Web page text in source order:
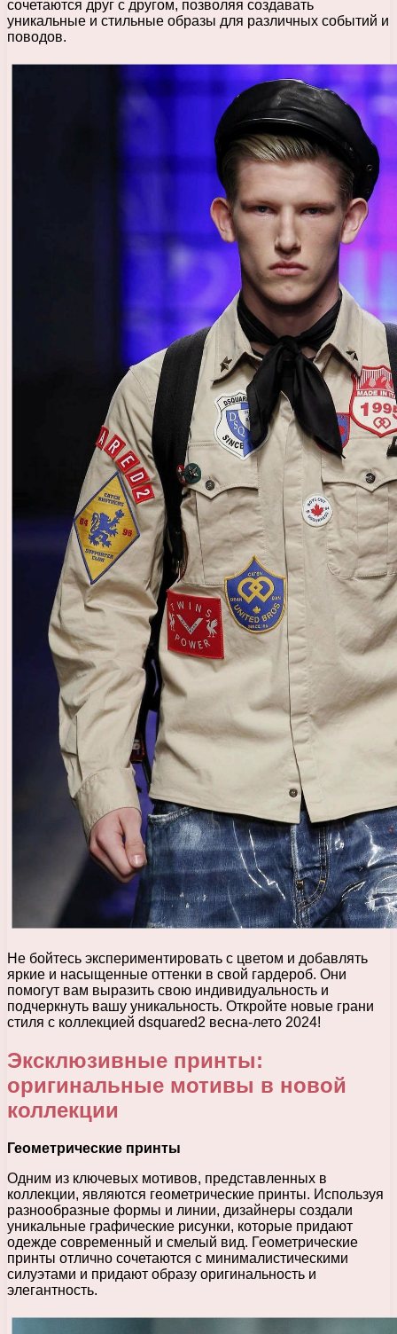
сочетаются друг с другом, позволяя создавать
уникальные и стильные образы для различных событий и
поводов.
Не бойтесь экспериментировать с цветом и добавлять
яркие и насыщенные оттенки в свой гардероб. Они
помогут вам выразить свою индивидуальность и
подчеркнуть вашу уникальность. Откройте новые грани
стиля с коллекцией dsquared2 весна-лето 2024!
Эксклюзивные принты:
оригинальные мотивы в новой
коллекции
Геометрические принты
Одним из ключевых мотивов, представленных в
коллекции, являются геометрические принты. Используя
разнообразные формы и линии, дизайнеры создали
уникальные графические рисунки, которые придают
одежде современный и смелый вид. Геометрические
принты отлично сочетаются с минималистическими
силуэтами и придают образу оригинальность и
элегантность.